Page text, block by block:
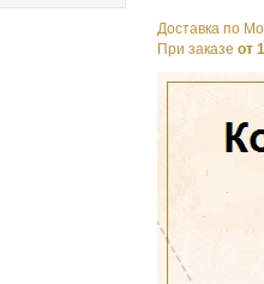
Доставка по
При заказе от